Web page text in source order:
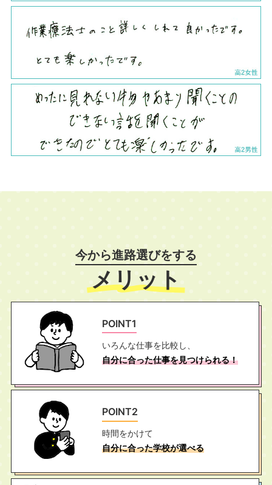
今から進路選びをする
メリット
POINT1
いろんな仕事を比較し、
自分に合った仕事を見つけられる！
POINT2
時間をかけて
自分に合った学校が選べる